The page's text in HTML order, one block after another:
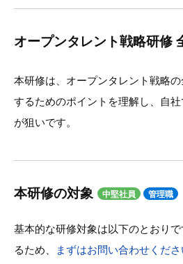
オープンタレント戦略研修
本研修は、オープンタレント戦略
するためのポイントを理解し、自
が狙いです。
本研修の対象 中堅社員 管理職
基本的な研修対象は以下のとおり
るため、
まずはお問い合わせくださ